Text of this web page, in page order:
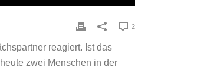
2
reagiert. Ist das
zwei Menschen in der